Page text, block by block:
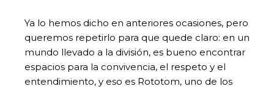
Ya lo hemos dicho en anteriores ocasiones, pero
queremos repetirlo para que quede claro: en un
mundo llevado a la división, es bueno encontrar
espacios para la convivencia, el respeto y el
entendimiento, y eso es Rototom, uno de los